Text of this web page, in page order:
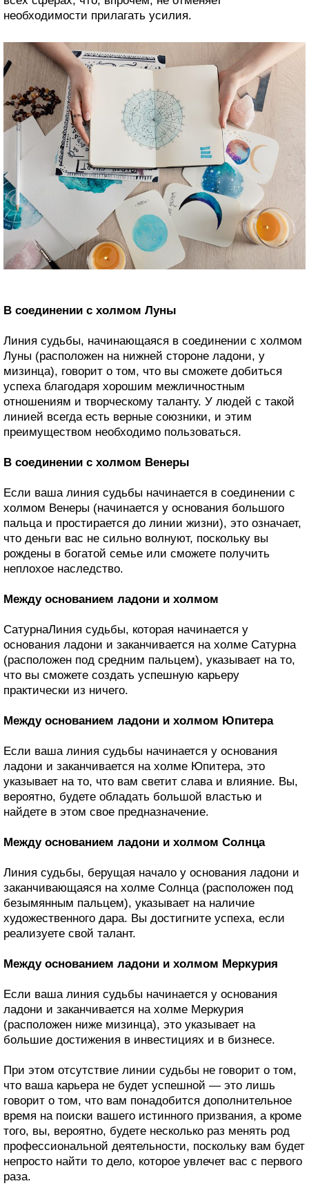
необходимости прилагать усилия.
В соединении с холмом Луны
Линия судьбы, начинающаяся в соединении с холмом
Луны (расположен на нижней стороне ладони, у
мизинца), говорит о том, что вы сможете добиться
успеха благодаря хорошим межличностным
отношениям и творческому таланту. У людей с такой
линией всегда есть верные союзники, и этим
преимуществом необходимо пользоваться.
В соединении с холмом Венеры
Если ваша линия судьбы начинается в соединении с
холмом Венеры (начинается у основания большого
пальца и простирается до линии жизни), это означает,
что деньги вас не сильно волнуют, поскольку вы
рождены в богатой семье или сможете получить
неплохое наследство.
Между основанием ладони и холмом
СатурнаЛиния судьбы, которая начинается у
основания ладони и заканчивается на холме Сатурна
(расположен под средним пальцем), указывает на то,
что вы сможете создать успешную карьеру
практически из ничего.
Между основанием ладони и холмом Юпитера
Если ваша линия судьбы начинается у основания
ладони и заканчивается на холме Юпитера, это
указывает на то, что вам светит слава и влияние. Вы,
вероятно, будете обладать большой властью и
найдете в этом свое предназначение.
Между основанием ладони и холмом Солнца
Линия судьбы, берущая начало у основания ладони и
заканчивающаяся на холме Солнца (расположен под
безымянным пальцем), указывает на наличие
художественного дара. Вы достигните успеха, если
реализуете свой талант.
Между основанием ладони и холмом Меркурия
Если ваша линия судьбы начинается у основания
ладони и заканчивается на холме Меркурия
(расположен ниже мизинца), это указывает на
большие достижения в инвестициях и в бизнесе.
При этом отсутствие линии судьбы не говорит о том,
что ваша карьера не будет успешной — это лишь
говорит о том, что вам понадобится дополнительное
время на поиски вашего истинного призвания, а кроме
того, вы, вероятно, будете несколько раз менять род
профессиональной деятельности, поскольку вам будет
непросто найти то дело, которое увлечет вас с первого
раза.